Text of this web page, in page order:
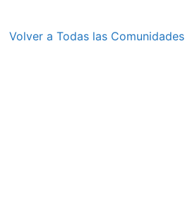
Volver a Todas las Comunidades